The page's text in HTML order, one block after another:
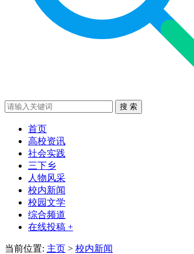
首页
高校资讯
社会实践
三下乡
人物风采
校内新闻
校园文学
综合频道
在线投稿 +
当前位置: 主页 > 校内新闻